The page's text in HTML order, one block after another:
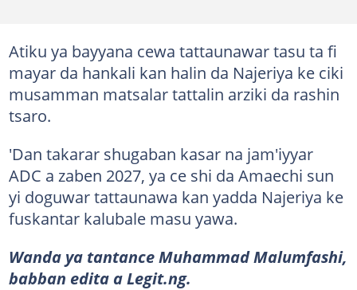
Atiku ya bayyana cewa tattaunawar tasu ta fi
mayar da hankali kan halin da Najeriya ke ciki
musamman matsalar tattalin arziki da rashin
tsaro.
'Dan takarar shugaban kasar na jam'iyyar
ADC a zaben 2027, ya ce shi da Amaechi sun
yi doguwar tattaunawa kan yadda Najeriya ke
fuskantar kalubale masu yawa.
Wanda ya tantance Muhammad Malumfashi,
babban edita a Legit.ng.